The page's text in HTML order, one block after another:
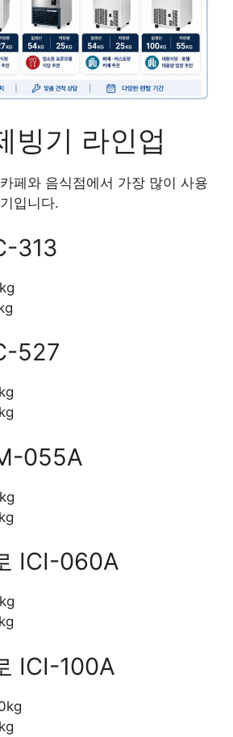
빙기 라인업
페와 음식점에서 가장 많이 사용
입니다.
313
527
055A
ICI-060A
ICI-100A